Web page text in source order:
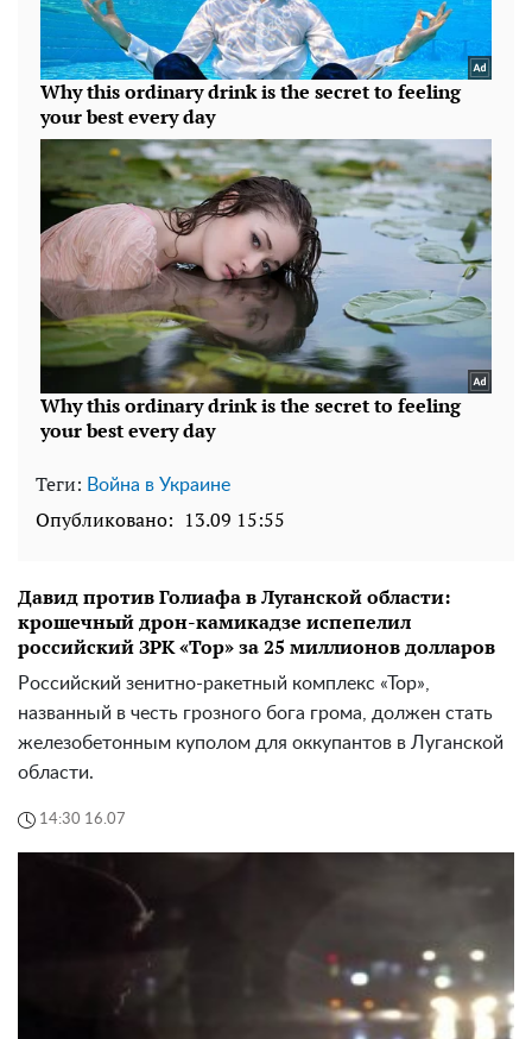
Теги: Война в Украине
Опубликовано: 13.09 15:55
Давид против Голиафа в Луганской области:
крошечный дрон-камикадзе испепелил
российский ЗРК «Тор» за 25 миллионов долларов
Российский зенитно-ракетный комплекс «Тор»,
названный в честь грозного бога грома, должен стать
железобетонным куполом для оккупантов в Луганской
области.
14:30 16.07